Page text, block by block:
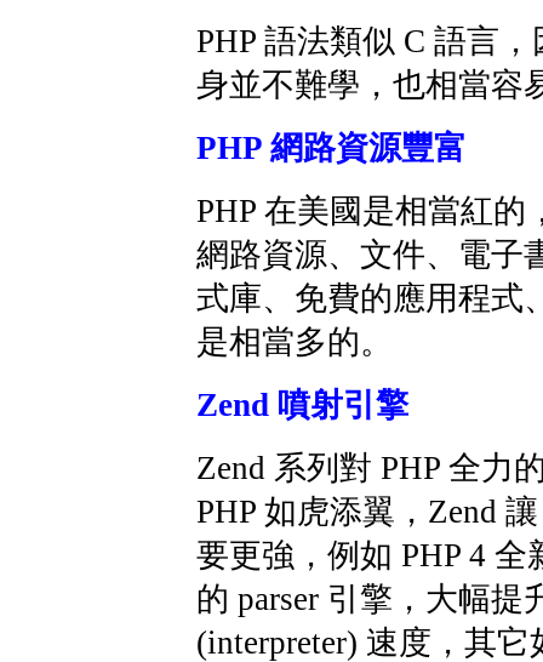
PHP 語法類似 C 語言，
身並不難學，也相當容
PHP 網路資源豐富
PHP 在美國是相當紅的
網路資源、文件、電子
式庫、免費的應用程式
是相當多的。
Zend 噴射引擎
Zend 系列對 PHP 全力
PHP 如虎添翼，Zend
要更強，例如 PHP 4 全
的 parser 引擎，大幅提
(interpreter) 速度，其它